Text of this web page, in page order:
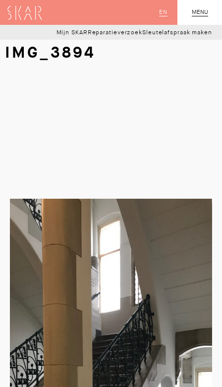
MENU
SLUIT
EN
SKAR
Mijn SKAR ReparatieverzoekSleutelafspraak maken
IMG_3894